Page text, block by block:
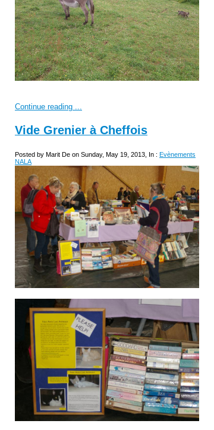
Continue reading ...
Vide Grenier à Cheffois
Posted by Marit De on Sunday, May 19, 2013, In : Evènements
NALA